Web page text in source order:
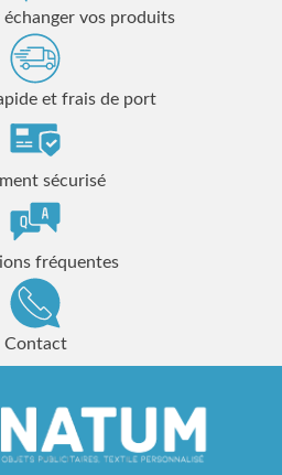
vos produits
et frais de port
sécurisé
fréquentes
Contact